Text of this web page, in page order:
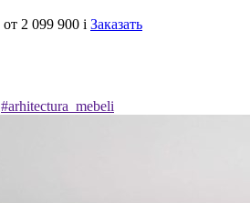
от 2 099 900 i Заказать
#arhitectura_mebeli